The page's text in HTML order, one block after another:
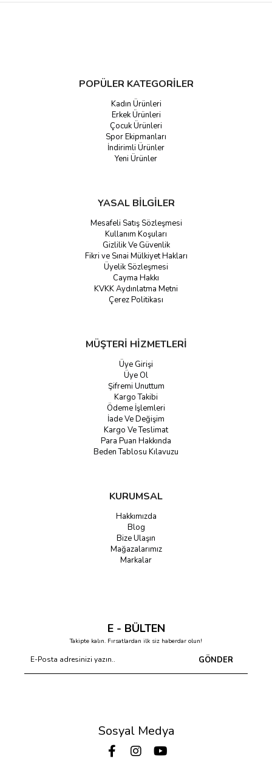
POPÜLER KATEGORİLER
Kadın Ürünleri
Erkek Ürünleri
Çocuk Ürünleri
Spor Ekipmanları
İndirimli Ürünler
Yeni Ürünler
YASAL BİLGİLER
Mesafeli Satış Sözleşmesi
Kullanım Koşuları
Gizlilik Ve Güvenlik
Fikri ve Sınai Mülkiyet Hakları
Üyelik Sözleşmesi
Cayma Hakkı
KVKK Aydınlatma Metni
Çerez Politikası
MÜŞTERİ HİZMETLERİ
Üye Girişi
Üye Ol
Şifremi Unuttum
Kargo Takibi
Ödeme İşlemleri
İade Ve Değişim
Kargo Ve Teslimat
Para Puan Hakkında
Beden Tablosu Kılavuzu
KURUMSAL
Hakkımızda
Blog
Bize Ulaşın
Mağazalarımız
Markalar
E - BÜLTEN
Takipte kalın. Fırsatlardan ilk siz haberdar olun!
GÖNDER
Sosyal Medya